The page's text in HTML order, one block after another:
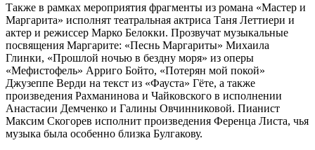
Также в рамках мероприятия фрагменты из романа «Мастер и
Маргарита» исполнят театральная актриса Таня Леттиери и
актер и режиссер Марко Белокки. Прозвучат музыкальные
посвящения Маргарите: «Песнь Маргариты» Михаила
Глинки, «Прошлой ночью в бездну моря» из оперы
«Мефистофель» Арриго Бойто, «Потерян мой покой»
Джузеппе Верди на текст из «Фауста» Гёте, а также
произведения Рахманинова и Чайковского в исполнении
Анастасии Демченко и Галины Овчинниковой. Пианист
Максим Скогорев исполнит произведения Ференца Листа, чья
музыка была особенно близка Булгакову.